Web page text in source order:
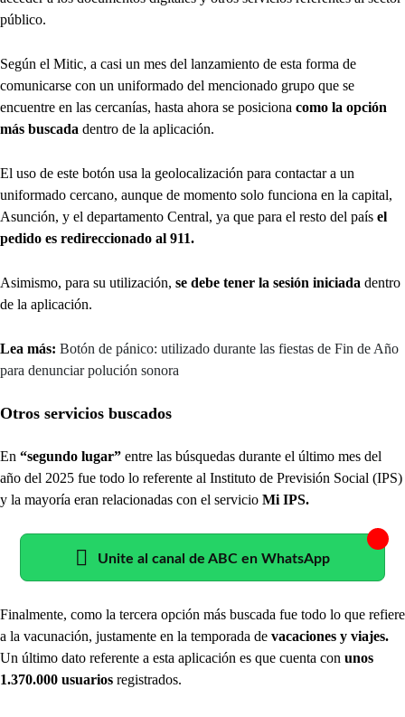
público.
Según el Mitic, a casi un mes del lanzamiento de esta forma de
comunicarse con un uniformado del mencionado grupo que se
encuentre en las cercanías, hasta ahora se posiciona como la opción
más buscada dentro de la aplicación.
El uso de este botón usa la geolocalización para contactar a un
uniformado cercano, aunque de momento solo funciona en la capital,
Asunción, y el departamento Central, ya que para el resto del país el
pedido es redireccionado al 911.
Asimismo, para su utilización, se debe tener la sesión iniciada dentro
de la aplicación.
Lea más: Botón de pánico: utilizado durante las fiestas de Fin de Año
para denunciar polución sonora
Otros servicios buscados
En “segundo lugar” entre las búsquedas durante el último mes del
año del 2025 fue todo lo referente al Instituto de Previsión Social (IPS)
y la mayoría eran relacionadas con el servicio Mi IPS.
Unite al canal de ABC en WhatsApp
Finalmente, como la tercera opción más buscada fue todo lo que refiere
a la vacunación, justamente en la temporada de vacaciones y viajes.
Un último dato referente a esta aplicación es que cuenta con unos
1.370.000 usuarios registrados.